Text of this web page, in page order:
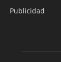
Publicidad